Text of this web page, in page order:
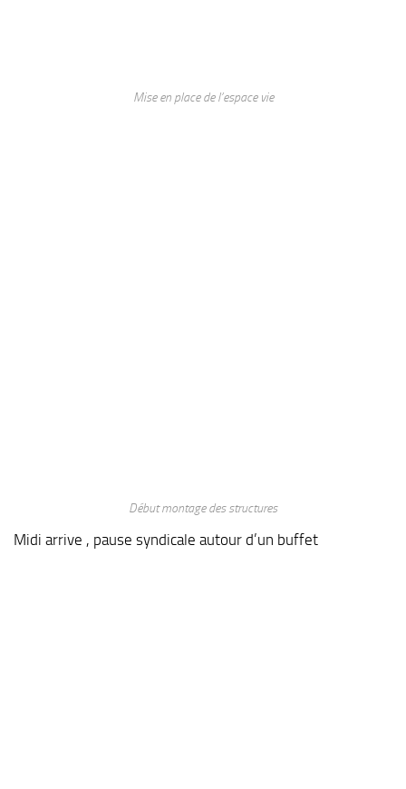
Mise en place de l’espace vie
Début montage des structures
Midi arrive , pause syndicale autour d’un buffet